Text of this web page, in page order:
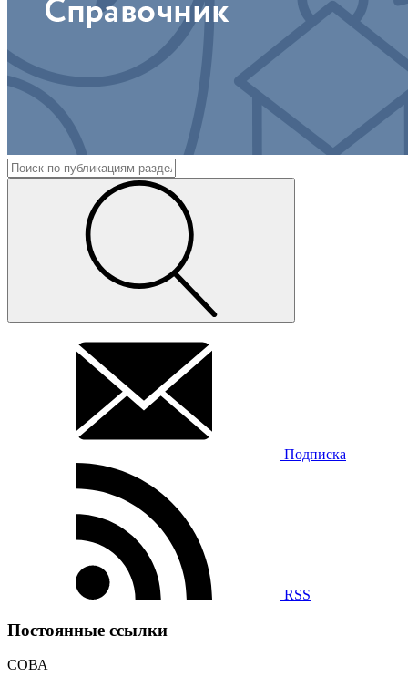
Подписка
RSS
Постоянные ссылки
СОВА